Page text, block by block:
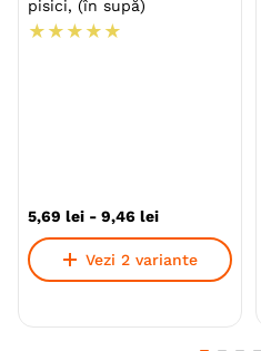
aventurier cu rețete
Varsta
Calitate Hrana
pisici, (în supă)
★ ★ ★ ★ ★
5,69 lei - 9,46 lei
Vezi 2 variante